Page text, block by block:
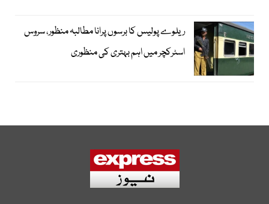
ریلوے پولیس کا برسوں پرانا مطالبہ منظور، سروس
اسٹرکچر میں اہم بہتری کی منظوری